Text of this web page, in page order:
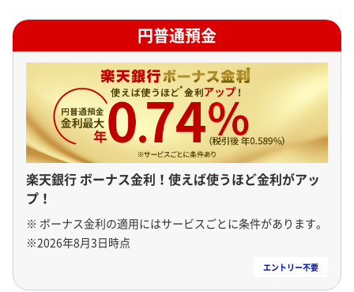
円普通預金
楽天銀行 ボーナス金利！使えば使うほど金利がアッ
プ！
※ ボーナス金利の適用にはサービスごとに条件があります。
※2026年8月3日時点